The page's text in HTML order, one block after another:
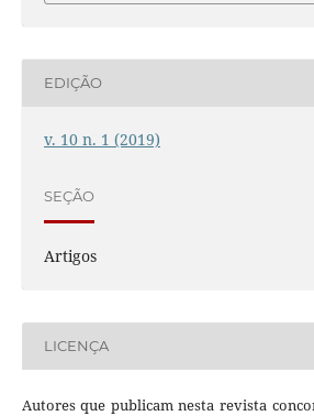
EDIÇÃO
v. 10 n. 1 (2019)
SEÇÃO
Artigos
LICENÇA
Autores que publicam nesta revista